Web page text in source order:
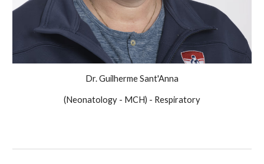
Dr. Guilherme Sant'Anna
(Neonatology - MCH) - Respiratory